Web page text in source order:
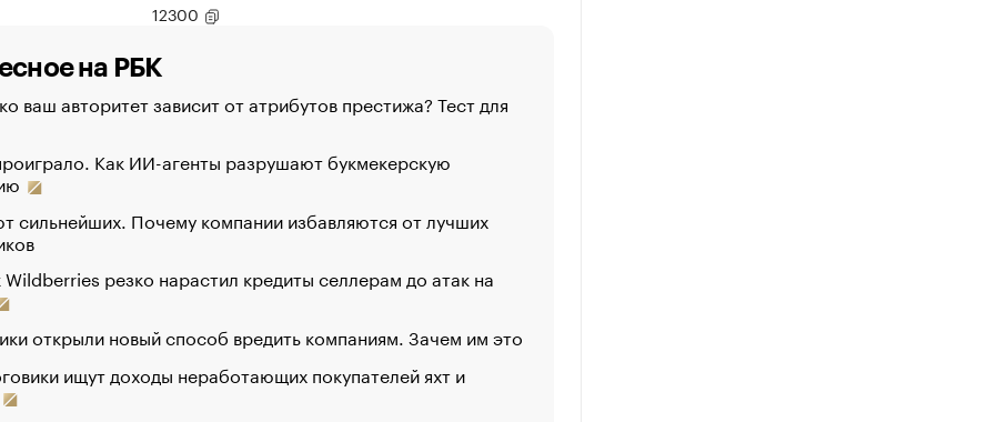
12300
на РБК
ваш авторитет зависит от атрибутов престижа? Тест для
Как ИИ-агенты разрушают букмекерскую
сильнейших. Почему компании избавляются от лучших
Wildberries резко нарастил кредиты селлерам до атак на
открыли новый способ вредить компаниям. Зачем им это
ищут доходы неработающих покупателей яхт и